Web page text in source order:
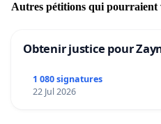
Autres pétitions qui pourraient
Obtenir justice pour
1 080 signatures
22 Jul 2026